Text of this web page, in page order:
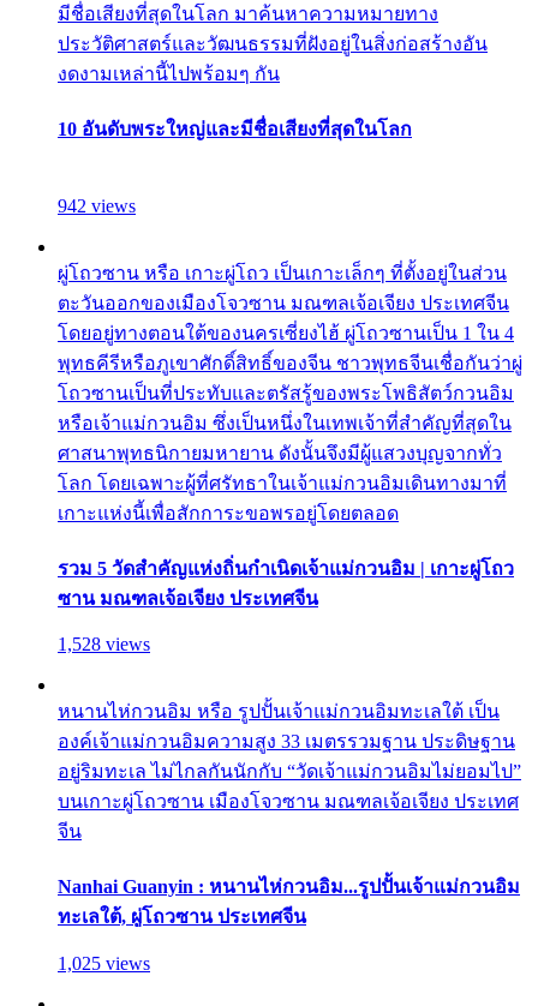
มีชื่อเสียงที่สุดในโลก มาค้นหาความหมายทาง
ประวัติศาสตร์และวัฒนธรรมที่ฝังอยู่ในสิ่งก่อสร้างอัน
งดงามเหล่านี้ไปพร้อมๆ กัน
10 อันดับพระใหญ่และมีชื่อเสียงที่สุดในโลก
942 views
ผู่โถวซาน หรือ เกาะผู่โถว เป็นเกาะเล็กๆ ที่ตั้งอยู่ในส่วน
ตะวันออกของเมืองโจวซาน มณฑลเจ้อเจียง ประเทศจีน
โดยอยู่ทางตอนใต้ของนครเซี่ยงไฮ้ ผู่โถวซานเป็น 1 ใน 4
พุทธคีรีหรือภูเขาศักดิ์สิทธิ์ของจีน ชาวพุทธจีนเชื่อกันว่าผู่
โถวซานเป็นที่ประทับและตรัสรู้ของพระโพธิสัตว์กวนอิม
หรือเจ้าแม่กวนอิม ซึ่งเป็นหนึ่งในเทพเจ้าที่สำคัญที่สุดใน
ศาสนาพุทธนิกายมหายาน ดังนั้นจึงมีผู้แสวงบุญจากทั่ว
โลก โดยเฉพาะผู้ที่ศรัทธาในเจ้าแม่กวนอิมเดินทางมาที่
เกาะแห่งนี้เพื่อสักการะขอพรอยู่โดยตลอด
รวม 5 วัดสำคัญแห่งถิ่นกำเนิดเจ้าแม่กวนอิม | เกาะผู่โถว
ซาน มณฑลเจ้อเจียง ประเทศจีน
1,528 views
หนานไห่กวนอิม หรือ รูปปั้นเจ้าแม่กวนอิมทะเลใต้ เป็น
องค์เจ้าแม่กวนอิมความสูง 33 เมตรรวมฐาน ประดิษฐาน
อยู่ริมทะเล ไม่ไกลกันนักกับ “วัดเจ้าแม่กวนอิมไม่ยอมไป”
บนเกาะผู่โถวซาน เมืองโจวซาน มณฑลเจ้อเจียง ประเทศ
จีน
Nanhai Guanyin : หนานไห่กวนอิม...รูปปั้นเจ้าแม่กวนอิม
ทะเลใต้, ผู่โถวซาน ประเทศจีน
1,025 views